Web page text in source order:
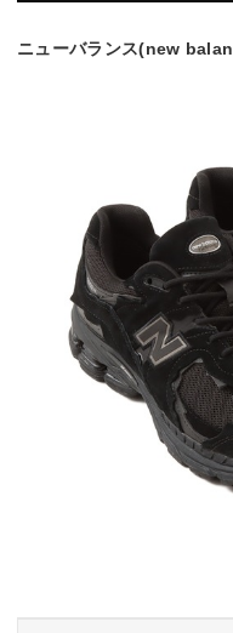
ニューバランス(new